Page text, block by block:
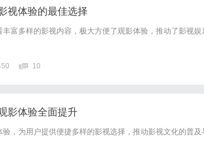
视体验的最佳选择
富多样的影视内容，极大方便了观影体验，推动了影视娱
10
影体验全面提升
，为用户提供便捷多样的影视选择，推动影视文化的普及